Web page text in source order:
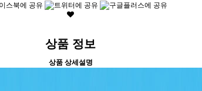
상품 정보
상품 상세설명